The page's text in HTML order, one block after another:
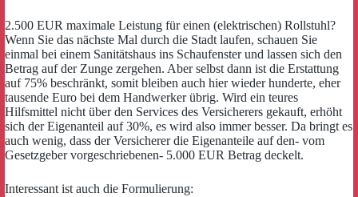
2.500 EUR maximale Leistung für einen (elektrischen) Rollstuhl?
Wenn Sie das nächste Mal durch die Stadt laufen, schauen Sie
einmal bei einem Sanitätshaus ins Schaufenster und lassen sich den
Betrag auf der Zunge zergehen. Aber selbst dann ist die Erstattung
auf 75% beschränkt, somit bleiben auch hier wieder hunderte, eher
tausende Euro bei dem Handwerker übrig. Wird ein teures
Hilfsmittel nicht über den Services des Versicherers gekauft, erhöht
sich der Eigenanteil auf 30%, es wird also immer besser. Da bringt es
auch wenig, dass der Versicherer die Eigenanteile auf den- vom
Gesetzgeber vorgeschriebenen- 5.000 EUR Betrag deckelt.
Interessant ist auch die Formulierung: